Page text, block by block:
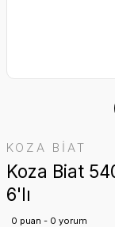
KOZA BİAT
Koza Biat
6'lı
0 puan - 0 yorum